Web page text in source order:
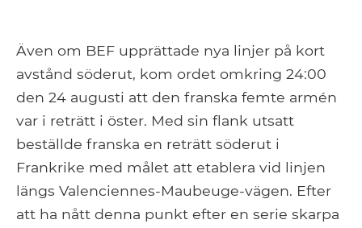
Även om BEF upprättade nya linjer på kort
avstånd söderut, kom ordet omkring 24:00
den 24 augusti att den franska femte armén
var i reträtt i öster. Med sin flank utsatt
beställde franska en reträtt söderut i
Frankrike med målet att etablera vid linjen
längs Valenciennes-Maubeuge-vägen. Efter
att ha nått denna punkt efter en serie skarpa